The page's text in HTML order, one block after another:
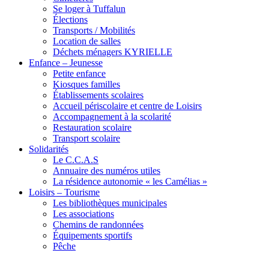
Se loger à Tuffalun
Élections
Transports / Mobilités
Location de salles
Déchets ménagers KYRIELLE
Enfance – Jeunesse
Petite enfance
Kiosques familles
Établissements scolaires
Accueil périscolaire et centre de Loisirs
Accompagnement à la scolarité
Restauration scolaire
Transport scolaire
Solidarités
Le C.C.A.S
Annuaire des numéros utiles
La résidence autonomie « les Camélias »
Loisirs – Tourisme
Les bibliothèques municipales
Les associations
Chemins de randonnées
Équipements sportifs
Pêche